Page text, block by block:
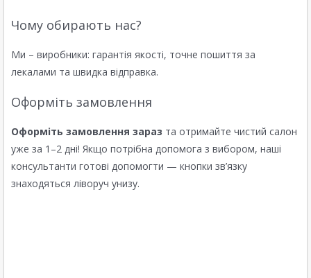
Чому обирають нас?
Ми – виробники: гарантія якості, точне пошиття за
лекалами та швидка відправка.
Оформіть замовлення
Оформіть замовлення зараз та отримайте чистий салон
уже за 1–2 дні! Якщо потрібна допомога з вибором, наші
консультанти готові допомогти — кнопки зв’язку
знаходяться ліворуч унизу.